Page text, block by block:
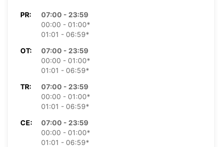
PR:
07:00 - 23:59
00:00 - 01:00*
01:01 - 06:59*
OT:
07:00 - 23:59
00:00 - 01:00*
01:01 - 06:59*
TR:
07:00 - 23:59
00:00 - 01:00*
01:01 - 06:59*
CE:
07:00 - 23:59
00:00 - 01:00*
01:01 - 06:59*